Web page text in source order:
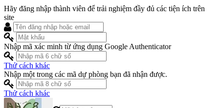
Hãy đăng nhập thành viên để trải nghiệm đầy đủ các tiện ích trên
site
Nhập mã xác minh từ ứng dụng Google Authenticator
Thử cách khác
Nhập một trong các mã dự phòng bạn đã nhận được.
Thử cách khác